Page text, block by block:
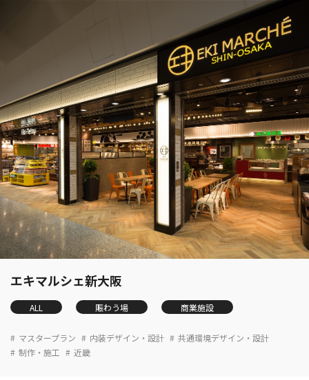
エキマルシェ新大阪
ALL 賑わう場 商業施設
マスタープラン 内装デザイン・設計
共通環境デザイン・設計
制作・施工
近畿